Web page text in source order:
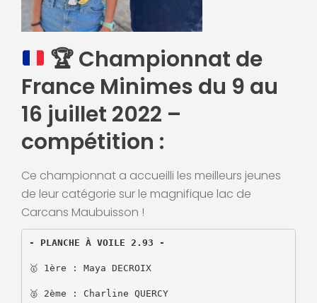
🏆Championnat de
France Minimes du 9 au
16 juillet 2022 –
compétition :
Ce championnat a accueilli les meilleurs jeunes
de leur catégorie sur le magnifique lac de
Carcans Maubuisson !
🥇 1ère : Maya DECROIX
🥈 2ème : Charline QUERCY